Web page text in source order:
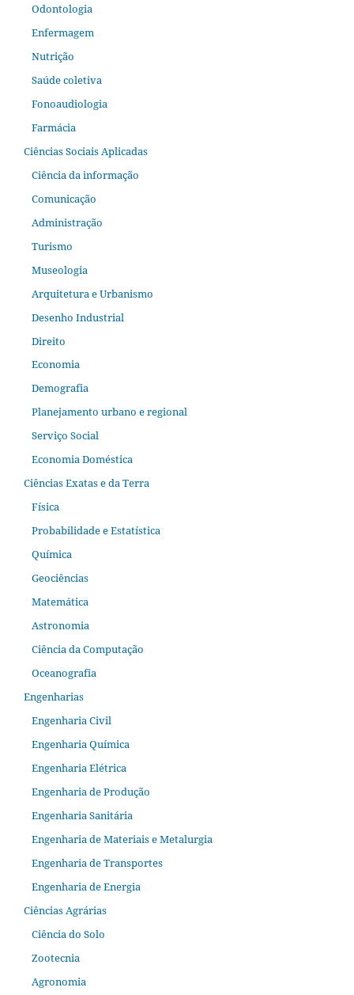
Odontologia
Enfermagem
Nutrição
Saúde coletiva
Fonoaudiologia
Farmácia
Ciências Sociais Aplicadas
Ciência da informação
Comunicação
Administração
Turismo
Museologia
Arquitetura e Urbanismo
Desenho Industrial
Direito
Economia
Demografia
Planejamento urbano e regional
Serviço Social
Economia Doméstica
Ciências Exatas e da Terra
Física
Probabilidade e Estatística
Química
Geociências
Matemática
Astronomia
Ciência da Computação
Oceanografia
Engenharias
Engenharia Civil
Engenharia Química
Engenharia Elétrica
Engenharia de Produção
Engenharia Sanitária
Engenharia de Materiais e Metalurgia
Engenharia de Transportes
Engenharia de Energia
Ciências Agrárias
Ciência do Solo
Zootecnia
Agronomia